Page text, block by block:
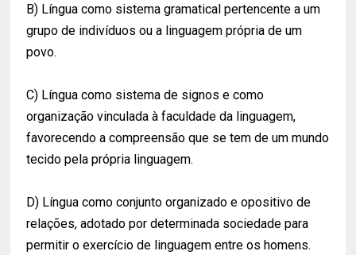
B) Língua como sistema gramatical pertencente a um
grupo de indivíduos ou a linguagem própria de um
povo.
C) Língua como sistema de signos e como
organização vinculada à faculdade da linguagem,
favorecendo a compreensão que se tem de um mundo
tecido pela própria linguagem.
D) Língua como conjunto organizado e opositivo de
relações, adotado por determinada sociedade para
permitir o exercício de linguagem entre os homens.